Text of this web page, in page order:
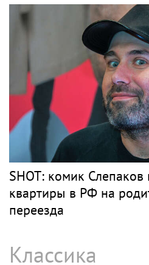
SHOT: комик Слепаков
квартиры в РФ на
переезда
Классика